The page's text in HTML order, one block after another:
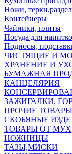
Ножи,
Контейнеры
Чайники, плиты
Посуда для
Подносы,
ЧИСТЯЩИЕ И
ХРАНЕНИЕ И
БУМАЖНАЯ
КАНЦЕЛЯРИЯ
ЗАЖИГАЛКИ,
ПРОЧИЕ ТОВАРЫ
СКОБЯНЫЕ
ТОВАРЫ ОТ
НОЖНИЦЫ
ТАЗЫ,МИСКИ